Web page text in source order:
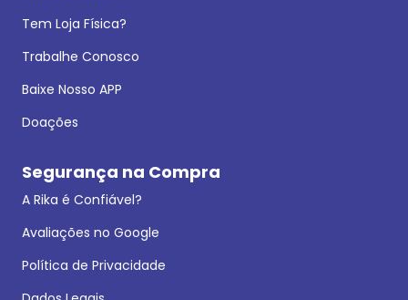
Tem Loja Física?
Trabalhe Conosco
Baixe Nosso APP
Doações
Segurança na Compra
A Rika é Confiável?
Avaliações no Google
Política de Privacidade